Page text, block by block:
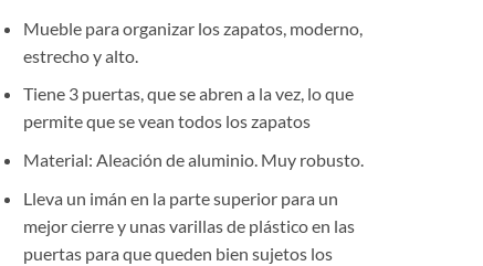
Mueble para organizar los zapatos, moderno,
estrecho y alto.
Tiene 3 puertas, que se abren a la vez, lo que
permite que se vean todos los zapatos
Material: Aleación de aluminio. Muy robusto.
Lleva un imán en la parte superior para un
mejor cierre y unas varillas de plástico en las
puertas para que queden bien sujetos los